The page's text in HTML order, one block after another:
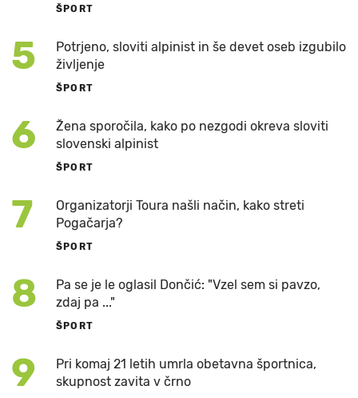
ŠPORT
5
Potrjeno, sloviti alpinist in še devet oseb izgubilo
življenje
ŠPORT
6
Žena sporočila, kako po nezgodi okreva sloviti
slovenski alpinist
ŠPORT
7
Organizatorji Toura našli način, kako streti
Pogačarja?
ŠPORT
8
Pa se je le oglasil Dončić: "Vzel sem si pavzo,
zdaj pa ..."
ŠPORT
9
Pri komaj 21 letih umrla obetavna športnica,
skupnost zavita v črno